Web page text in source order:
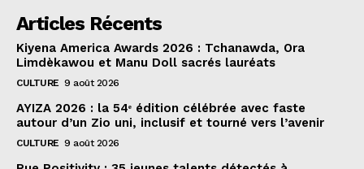
Articles Récents
Kiyena America Awards 2026 : Tchanawda, Ora
Limdèkawou et Manu Doll sacrés lauréats
CULTURE 9 août 2026
AYIZA 2026 : la 54ᵉ édition célébrée avec faste
autour d’un Zio uni, inclusif et tourné vers l’avenir
CULTURE 9 août 2026